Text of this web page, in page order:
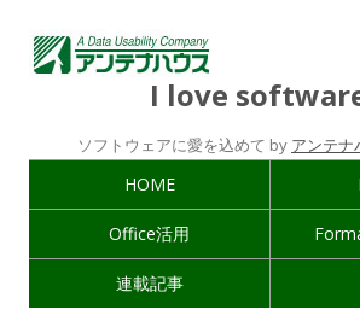
I love
ソフトウェアに愛を込めて by アンテナ
HOME
Office活用
連載記事